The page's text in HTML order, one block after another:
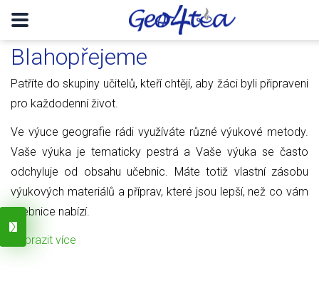
Blahopřejeme
Patříte do skupiny učitelů, kteří chtějí, aby žáci byli připraveni
pro každodenní život.
Ve výuce geografie rádi využíváte různé výukové metody.
Vaše výuka je tematicky pestrá a Vaše výuka se často
odchyluje od obsahu učebnic. Máte totiž vlastní zásobu
výukových materiálů a příprav, které jsou lepší, než co vám
učebnice nabízí.
Zobrazit více